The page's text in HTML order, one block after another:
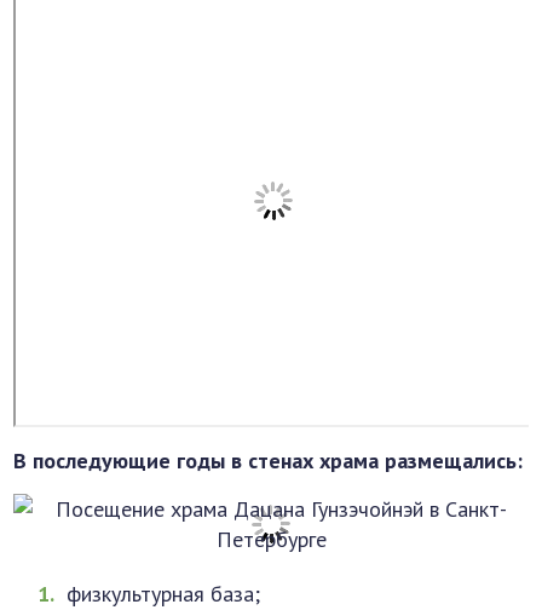
В последующие годы в стенах храма размещались:
физкультурная база;